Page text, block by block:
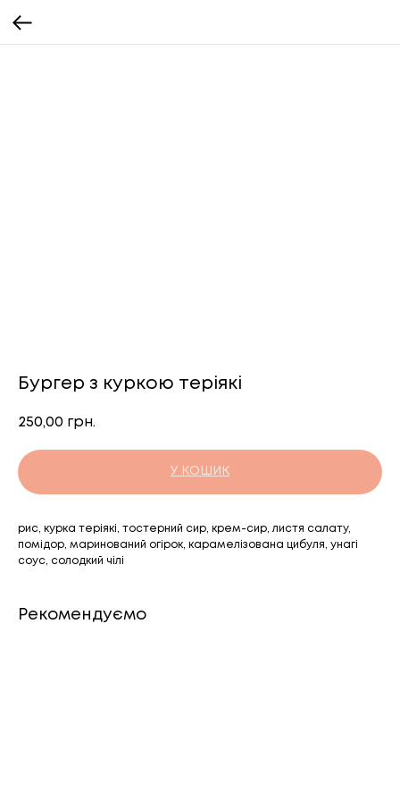
Бургер з куркою теріякі
250,00 грн.
У КОШИК
рис, курка теріякі, тостерний сир, крем-сир, листя салату,
помідор, маринований огірок, карамелізована цибуля, унагі
соус, солодкий чілі
Рекомендуємо